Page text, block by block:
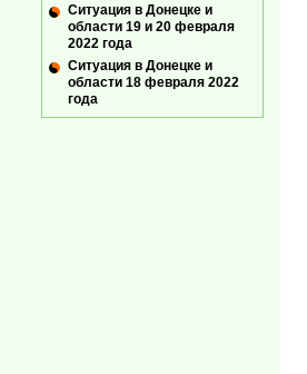
Ситуация в Донецке и
области 19 и 20 февраля
2022 года
Ситуация в Донецке и
области 18 февраля 2022
года